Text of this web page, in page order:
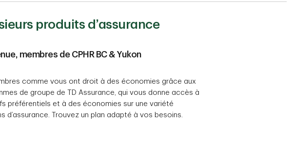
produits d’assurance
membres de CPHR BC & Yukon
comme vous ont droit à des économies grâce aux
de groupe de TD Assurance, qui vous donne accès à
préférentiels et à des économies sur une variété
d’assurance. Trouvez un plan adapté à vos besoins.